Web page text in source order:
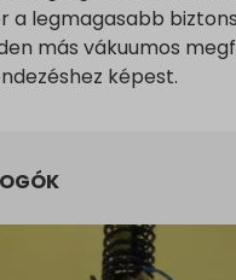
a legmagasabb
más vákuumos
képest.